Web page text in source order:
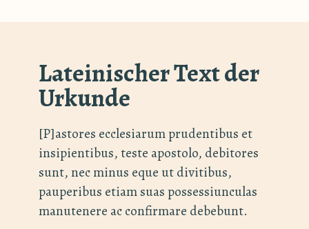
Lateinischer Text der
Urkunde
[P]astores ecclesiarum prudentibus et
insipientibus, teste apostolo, debitores
sunt, nec minus eque ut divitibus,
pauperibus etiam suas possessiunculas
manutenere ac confirmare debebunt.